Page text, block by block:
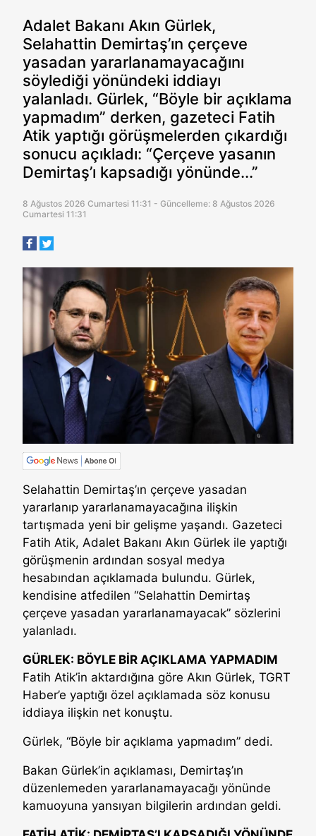
Adalet Bakanı Akın Gürlek,
Selahattin Demirtaş’ın çerçeve
yasadan yararlanamayacağını
söylediği yönündeki iddiayı
yalanladı. Gürlek, “Böyle bir açıklama
yapmadım” derken, gazeteci Fatih
Atik yaptığı görüşmelerden çıkardığı
sonucu açıkladı: “Çerçeve yasanın
Demirtaş’ı kapsadığı yönünde...”
8 Ağustos 2026 Cumartesi 11:31 - Güncelleme: 8 Ağustos 2026
Cumartesi 11:31
Selahattin Demirtaş’ın çerçeve yasadan
yararlanıp yararlanamayacağına ilişkin
tartışmada yeni bir gelişme yaşandı. Gazeteci
Fatih Atik, Adalet Bakanı Akın Gürlek ile yaptığı
görüşmenin ardından sosyal medya
hesabından açıklamada bulundu. Gürlek,
kendisine atfedilen “Selahattin Demirtaş
çerçeve yasadan yararlanamayacak” sözlerini
yalanladı.
GÜRLEK: BÖYLE BİR AÇIKLAMA YAPMADIM
Fatih Atik’in aktardığına göre Akın Gürlek, TGRT
Haber’e yaptığı özel açıklamada söz konusu
iddiaya ilişkin net konuştu.
Gürlek, “Böyle bir açıklama yapmadım” dedi.
Bakan Gürlek’in açıklaması, Demirtaş’ın
düzenlemeden yararlanamayacağı yönünde
kamuoyuna yansıyan bilgilerin ardından geldi.